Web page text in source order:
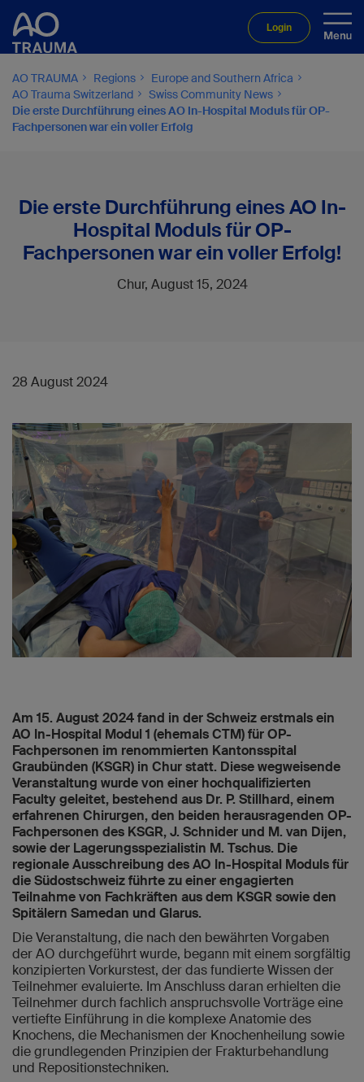
Login
AO TRAUMA Regions
Europe and Southern Africa
AO Trauma Switzerland
Swiss Community News
Die erste Durchführung eines AO In-Hospital Moduls für OP-
Fachpersonen war ein voller Erfolg
Die erste Durchführung eines AO In-
Hospital Moduls für OP-
Fachpersonen war ein voller Erfolg!
Chur, August 15, 2024
28 August 2024
Am 15. August 2024 fand in der Schweiz erstmals ein
AO In-Hospital Modul 1 (ehemals CTM) für OP-
Fachpersonen im renommierten Kantonsspital
Graubünden (KSGR) in Chur statt. Diese wegweisende
Veranstaltung wurde von einer hochqualifizierten
Faculty geleitet, bestehend aus Dr. P. Stillhard, einem
erfahrenen Chirurgen, den beiden herausragenden OP-
Fachpersonen des KSGR, J. Schnider und M. van Dijen,
sowie der Lagerungsspezialistin M. Tschus. Die
regionale Ausschreibung des AO In-Hospital Moduls für
die Südostschweiz führte zu einer engagierten
Teilnahme von Fachkräften aus dem KSGR sowie den
Spitälern Samedan und Glarus.
Die Veranstaltung, die nach den bewährten Vorgaben
der AO durchgeführt wurde, begann mit einem sorgfältig
konzipierten Vorkurstest, der das fundierte Wissen der
Teilnehmer evaluierte. Im Anschluss daran erhielten die
Teilnehmer durch fachlich anspruchsvolle Vorträge eine
vertiefte Einführung in die komplexe Anatomie des
Knochens, die Mechanismen der Knochenheilung sowie
die grundlegenden Prinzipien der Frakturbehandlung
und Repositionstechniken.